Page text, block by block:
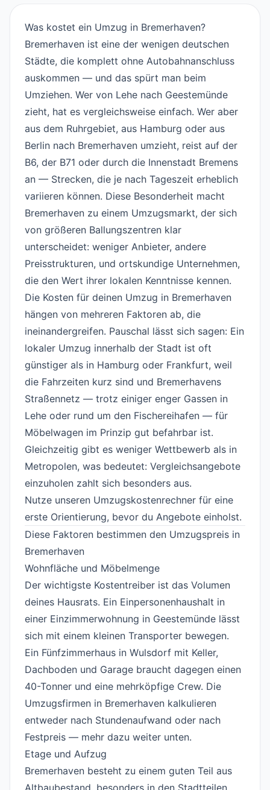
Was kostet ein Umzug in Bremerhaven?
Bremerhaven ist eine der wenigen deutschen
Städte, die komplett ohne Autobahnanschluss
auskommen — und das spürt man beim
Umziehen. Wer von Lehe nach Geestemünde
zieht, hat es vergleichsweise einfach. Wer aber
aus dem Ruhrgebiet, aus Hamburg oder aus
Berlin nach Bremerhaven umzieht, reist auf der
B6, der B71 oder durch die Innenstadt Bremens
an — Strecken, die je nach Tageszeit erheblich
variieren können. Diese Besonderheit macht
Bremerhaven zu einem Umzugsmarkt, der sich
von größeren Ballungszentren klar
unterscheidet: weniger Anbieter, andere
Preisstrukturen, und ortskundige Unternehmen,
die den Wert ihrer lokalen Kenntnisse kennen.
Die Kosten für deinen Umzug in Bremerhaven
hängen von mehreren Faktoren ab, die
ineinandergreifen. Pauschal lässt sich sagen: Ein
lokaler Umzug innerhalb der Stadt ist oft
günstiger als in Hamburg oder Frankfurt, weil
die Fahrzeiten kurz sind und Bremerhavens
Straßennetz — trotz einiger enger Gassen in
Lehe oder rund um den Fischereihafen — für
Möbelwagen im Prinzip gut befahrbar ist.
Gleichzeitig gibt es weniger Wettbewerb als in
Metropolen, was bedeutet: Vergleichsangebote
einzuholen zahlt sich besonders aus.
Nutze unseren Umzugskostenrechner für eine
erste Orientierung, bevor du Angebote einholst.
Diese Faktoren bestimmen den Umzugspreis in
Bremerhaven
Wohnfläche und Möbelmenge
Der wichtigste Kostentreiber ist das Volumen
deines Hausrats. Ein Einpersonenhaushalt in
einer Einzimmerwohnung in Geestemünde lässt
sich mit einem kleinen Transporter bewegen.
Ein Fünfzimmerhaus in Wulsdorf mit Keller,
Dachboden und Garage braucht dagegen einen
40-Tonner und eine mehrköpfige Crew. Die
Umzugsfirmen in Bremerhaven kalkulieren
entweder nach Stundenaufwand oder nach
Festpreis — mehr dazu weiter unten.
Etage und Aufzug
Bremerhaven besteht zu einem guten Teil aus
Altbaubestand, besonders in den Stadtteilen